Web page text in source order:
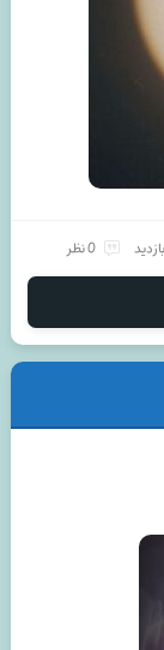
0 نظر